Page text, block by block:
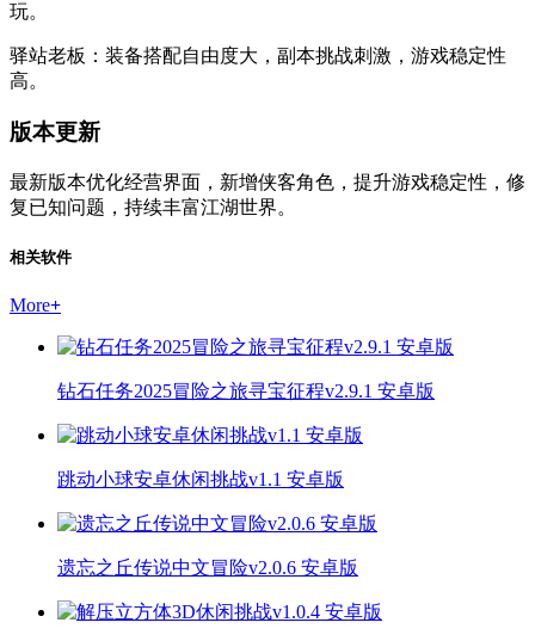
玩。
驿站老板：装备搭配自由度大，副本挑战刺激，游戏稳定性
高。
版本更新
最新版本优化经营界面，新增侠客角色，提升游戏稳定性，修
复已知问题，持续丰富江湖世界。
相关软件
More+
钻石任务2025冒险之旅寻宝征程v2.9.1 安卓版
跳动小球安卓休闲挑战v1.1 安卓版
遗忘之丘传说中文冒险v2.0.6 安卓版